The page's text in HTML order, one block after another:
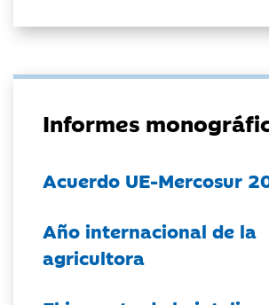
Informes
Acuerdo UE-Mercosur
Año internacional de la
agricultora